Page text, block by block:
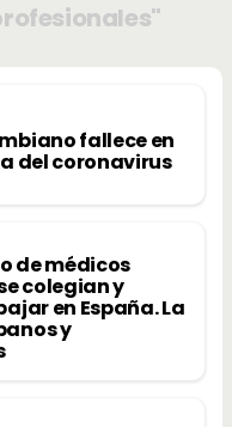
fallece en
del coronavirus
de médicos
colegian y
en España. La
y